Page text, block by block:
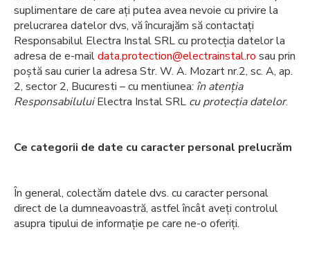
suplimentare de care ați putea avea nevoie cu privire la
prelucrarea datelor dvs, vă încurajăm să contactați
Responsabilul Electra Instal SRL cu protecția datelor la
adresa de e-maildata.protection@electrainstal.ro sau prin
poștă sau curier la adresa Str. W. A. Mozart nr.2, sc. A, ap.
2, sector 2, Bucuresti – cu mentiunea: în atenția
ResponsabiluluiElectra Instal SRL cu protecția datelor.
Ce categorii de date cu caracter personal prelucrăm
În general, colectăm datele dvs. cu caracter personal
direct de la dumneavoastră, astfel încât aveți controlul
asupra tipului de informație pe care ne-o oferiți.